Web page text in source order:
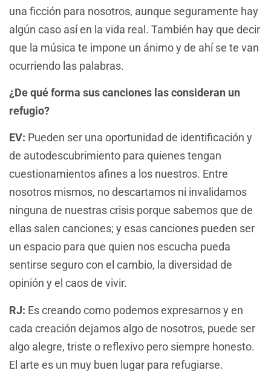
una ficción para nosotros, aunque seguramente hay
algún caso así en la vida real. También hay que decir
que la música te impone un ánimo y de ahí se te van
ocurriendo las palabras.
¿De qué forma sus canciones las consideran un
refugio?
EV: Pueden ser una oportunidad de identificación y
de autodescubrimiento para quienes tengan
cuestionamientos afines a los nuestros. Entre
nosotros mismos, no descartamos ni invalidamos
ninguna de nuestras crisis porque sabemos que de
ellas salen canciones; y esas canciones pueden ser
un espacio para que quien nos escucha pueda
sentirse seguro con el cambio, la diversidad de
opinión y el caos de vivir.
RJ: Es creando como podemos expresarnos y en
cada creación dejamos algo de nosotros, puede ser
algo alegre, triste o reflexivo pero siempre honesto.
El arte es un muy buen lugar para refugiarse.